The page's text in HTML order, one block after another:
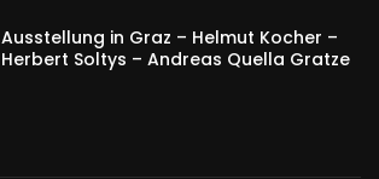
Ausstellung in Graz – Helmut Kocher –
Herbert Soltys – Andreas Quella Gratze